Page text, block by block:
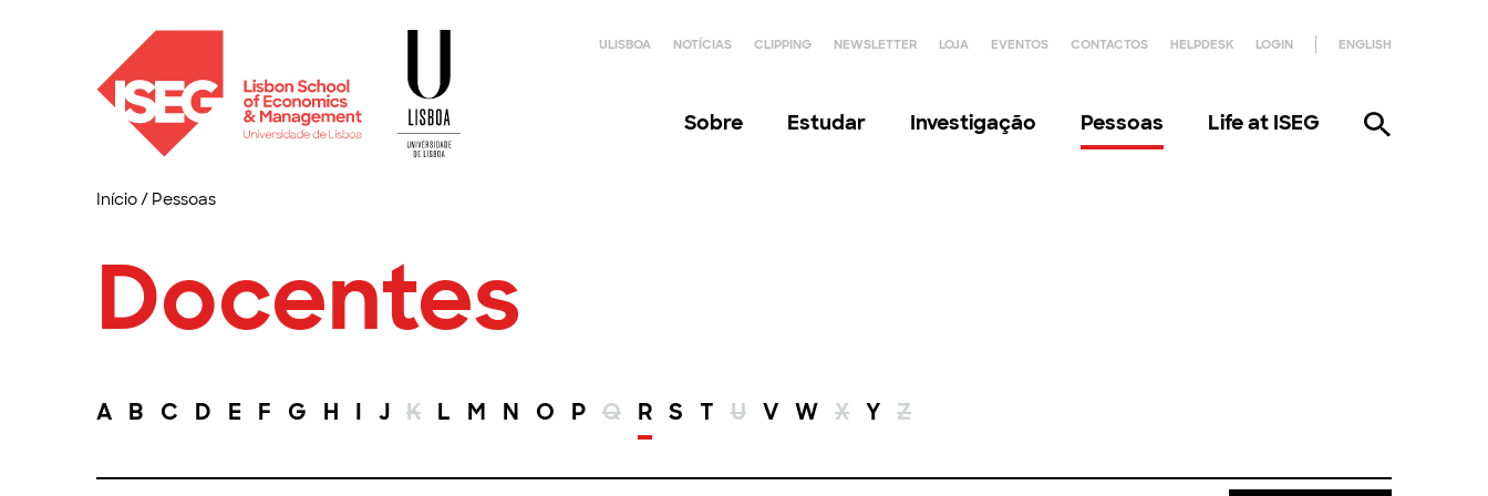
ULISBOA NOTÍCIAS CLIPPING NEWSLETTER LOJA EVENTOS CONTACTOS HELPDESK LOGIN ENGLISH
Sobre Estudar Investigação Pessoas Life at ISEG
Início/ Pessoas
Docentes
A B C D E F G H I J K L M N O P Q R S T U V W X Y Z